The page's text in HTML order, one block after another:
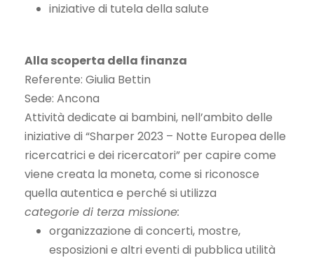
iniziative di tutela della salute
Alla scoperta della finanza
Referente: Giulia Bettin
Sede: Ancona
Attività dedicate ai bambini, nell’ambito delle
iniziative di “Sharper 2023 – Notte Europea delle
ricercatrici e dei ricercatori” per capire come
viene creata la moneta, come si riconosce
quella autentica e perché si utilizza
categorie di terza missione:
organizzazione di concerti, mostre,
esposizioni e altri eventi di pubblica utilità